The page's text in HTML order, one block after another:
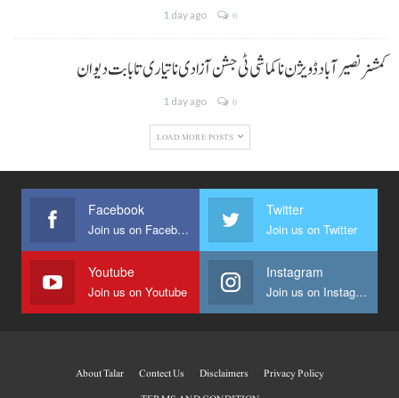
1 day ago 0
کمشنر نصیر آباد ڈویژن نا کماشی ٹی جشن آزادی نا تیاری تا بابت دیوان
1 day ago 0
LOAD MORE POSTS
Facebook
Join us on Facebook
Twitter
Join us on Twitter
Youtube
Join us on Youtube
Instagram
Join us on Instagram
About Talar Contect Us Disclaimers
Privacy Policy